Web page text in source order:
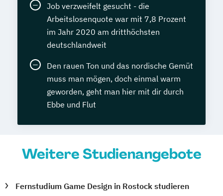
Job verzweifelt gesucht - die
Arbeitslosenquote war mit 7,8 Prozent
im Jahr 2020 am dritthöchsten
deutschlandweit
Den rauen Ton und das nordische Gemüt
muss man mögen, doch einmal warm
geworden, geht man hier mit dir durch
Ebbe und Flut
Weitere Studienangebote
Fernstudium Game Design in Rostock studieren